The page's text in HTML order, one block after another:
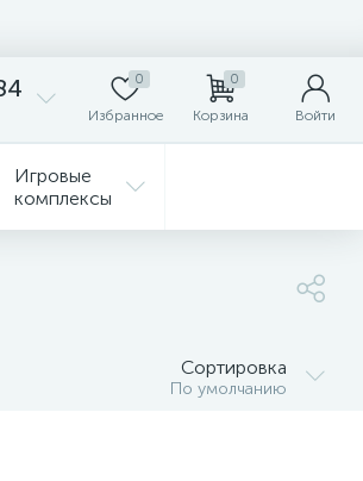
0
Избранное
0
Корзина Войти
Игровые
комплексы
Сортировка
По умолчанию